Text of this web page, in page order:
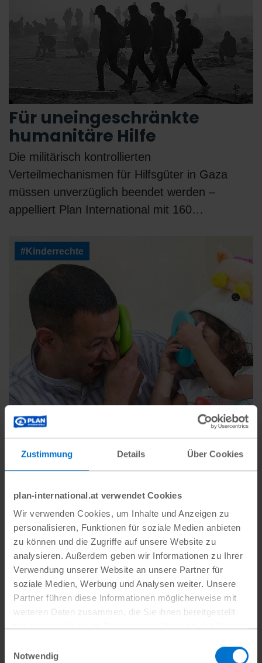
Zustimmung Details Über Cookies
plan-international.at verwendet Cookies
Wir verwenden Cookies, um Inhalte und Anzeigen zu
personalisieren, Funktionen für soziale Medien anbieten
zu können und die Zugriffe auf unsere Website zu
analysieren. Außerdem geben wir Informationen zu Ihrer
Verwendung unserer Website an unsere Partner für
soziale Medien, Werbung und Analysen weiter. Unsere
Partner führen diese Informationen möglicherweise mit
weiteren Daten zusammen, die Sie ihnen bereitgestellt
Datenschutz
Notwendig
Für uneingeschränkte
humanitäre Hilfe
Die militärisch kontrollierten
Verteilmechanismen für Hilfsgüter in Gaza
müssen unverzüglich beendet werden –
appelliert Plan International mit 160…
#Kinderrechte
Damit Kinder das Recht
haben, Kind zu sein
Zum Recht auf eine behütete Kindheit gehört
das Recht auf Spielen. Plan International setzt
sich an 365 Tagen im Jahr für eben dieses
Recht ein.
#Bewaffnete Konflikte